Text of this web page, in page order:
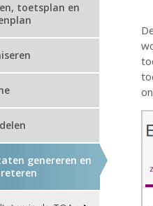
toetsplan en
genereren en